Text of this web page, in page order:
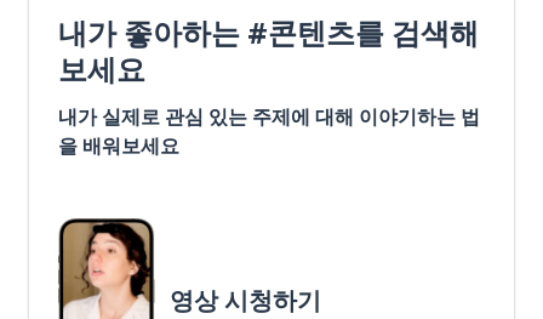
내가 좋아하는 #콘텐츠를 검색해
보세요
내가 실제로 관심 있는 주제에 대해 이야기하는 법
을 배워보세요
영상 시청하기